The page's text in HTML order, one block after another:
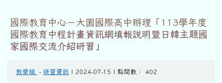
國際教育中心－大園國際高中辦理「113學年度
國際教育中程計畫資訊網填報說明暨日韓主題國
家國際交流介紹研習」
教學組 - 研習資訊 | 2024-07-15 | 點閱數： 402